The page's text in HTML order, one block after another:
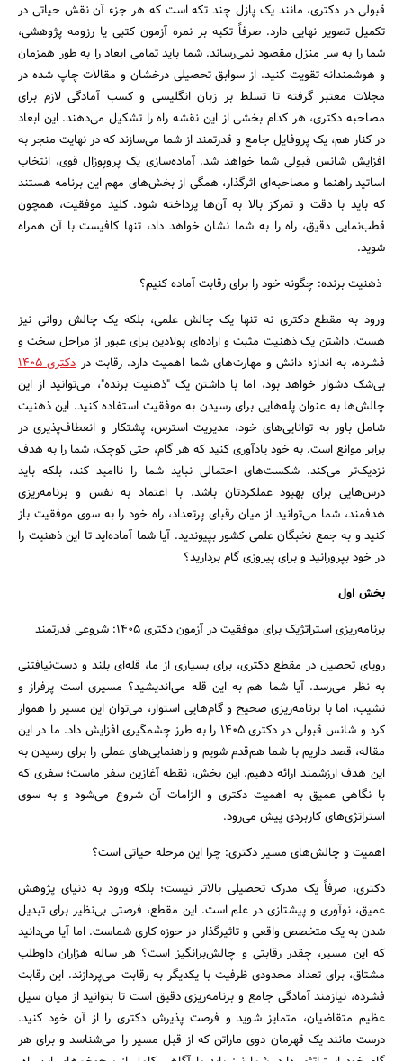
جستجو
قبولی در دکتری، مانند یک پازل چند تکه است که هر جزء آن نقش حیاتی در
تکمیل تصویر نهایی دارد. صرفاً تکیه بر نمره آزمون کتبی یا رزومه پژوهشی،
شما را به سر منزل مقصود نمی‌رساند. شما باید تمامی ابعاد را به طور همزمان
و هوشمندانه تقویت کنید. از سوابق تحصیلی درخشان و مقالات چاپ شده در
مجلات معتبر گرفته تا تسلط بر زبان انگلیسی و کسب آمادگی لازم برای
مصاحبه دکتری، هر کدام بخشی از این نقشه راه را تشکیل می‌دهند. این ابعاد
در کنار هم، یک پروفایل جامع و قدرتمند از شما می‌سازند که در نهایت منجر به
افزایش شانس قبولی شما خواهد شد. آماده‌سازی یک پروپوزال قوی، انتخاب
اساتید راهنما و مصاحبه‌ای اثرگذار، همگی از بخش‌های مهم این برنامه هستند
که باید با دقت و تمرکز بالا به آن‌ها پرداخته شود. کلید موفقیت، همچون
قطب‌نمایی دقیق، راه را به شما نشان خواهد داد، تنها کافیست با آن همراه
شوید.
ذهنیت برنده: چگونه خود را برای رقابت آماده کنیم؟
ورود به مقطع دکتری نه تنها یک چالش علمی، بلکه یک چالش روانی نیز
هست. داشتن یک ذهنیت مثبت و اراده‌ای پولادین برای عبور از مراحل سخت و
فشرده، به اندازه دانش و مهارت‌های شما اهمیت دارد. رقابت دردکتری 1405
بی‌شک دشوار خواهد بود، اما با داشتن یک "ذهنیت برنده"، می‌توانید از این
چالش‌ها به عنوان پله‌هایی برای رسیدن به موفقیت استفاده کنید. این ذهنیت
شامل باور به توانایی‌های خود، مدیریت استرس، پشتکار و انعطاف‌پذیری در
برابر موانع است. به خود یادآوری کنید که هر گام، حتی کوچک، شما را به هدف
نزدیک‌تر می‌کند. شکست‌های احتمالی نباید شما را ناامید کند، بلکه باید
درس‌هایی برای بهبود عملکردتان باشد. با اعتماد به نفس و برنامه‌ریزی
هدفمند، شما می‌توانید از میان رقبای پرتعداد، راه خود را به سوی موفقیت باز
کنید و به جمع نخبگان علمی کشور بپیوندید. آیا شما آماده‌اید تا این ذهنیت را
در خود بپرورانید و برای پیروزی گام بردارید؟
بخش اول
برنامه‌ریزی استراتژیک برای موفقیت در آزمون دکتری ۱۴۰۵: شروعی قدرتمند
رویای تحصیل در مقطع دکتری، برای بسیاری از ما، قله‌ای بلند و دست‌نیافتنی
به نظر می‌رسد. آیا شما هم به این قله می‌اندیشید؟ مسیری است پرفراز و
نشیب، اما با برنامه‌ریزی صحیح و گام‌هایی استوار، می‌توان این مسیر را هموار
کرد و شانس قبولی در دکتری 1405 را به طرز چشمگیری افزایش داد. ما در این
مقاله، قصد داریم با شما هم‌قدم شویم و راهنمایی‌های عملی را برای رسیدن به
این هدف ارزشمند ارائه دهیم. این بخش، نقطه آغازین سفر ماست؛ سفری که
با نگاهی عمیق به اهمیت دکتری و الزامات آن شروع می‌شود و به سوی
استراتژی‌های کاربردی پیش می‌رود.
اهمیت و چالش‌های مسیر دکتری: چرا این مرحله حیاتی است؟
دکتری، صرفاً یک مدرک تحصیلی بالاتر نیست؛ بلکه ورود به دنیای پژوهش
عمیق، نوآوری و پیشتازی در علم است. این مقطع، فرصتی بی‌نظیر برای تبدیل
شدن به یک متخصص واقعی و تاثیرگذار در حوزه کاری شماست. اما آیا می‌دانید
که این مسیر، چقدر رقابتی و چالش‌برانگیز است؟ هر ساله هزاران داوطلب
مشتاق، برای تعداد محدودی ظرفیت با یکدیگر به رقابت می‌پردازند. این رقابت
فشرده، نیازمند آمادگی جامع و برنامه‌ریزی دقیق است تا بتوانید از میان سیل
عظیم متقاضیان، متمایز شوید و فرصت پذیرش دکتری را از آن خود کنید.
درست مانند یک قهرمان دوی ماراتن که از قبل مسیر را می‌شناسد و برای هر